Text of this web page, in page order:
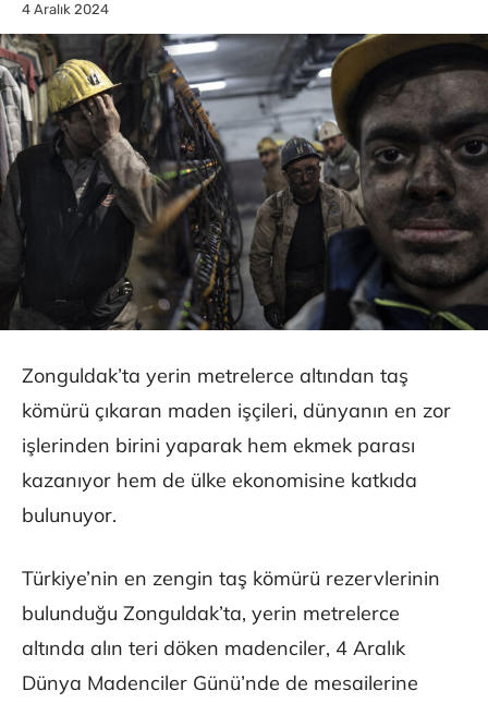
4 Aralık 2024
Zonguldak’ta yerin metrelerce altından taş
kömürü çıkaran maden işçileri, dünyanın en zor
işlerinden birini yaparak hem ekmek parası
kazanıyor hem de ülke ekonomisine katkıda
bulunuyor.
Türkiye’nin en zengin taş kömürü rezervlerinin
bulunduğu Zonguldak’ta, yerin metrelerce
altında alın teri döken madenciler, 4 Aralık
Dünya Madenciler Günü’nde de mesailerine